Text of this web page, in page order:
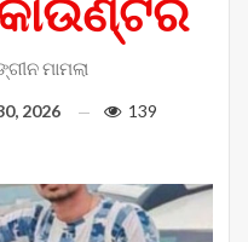
ମାମଲା
2026
139